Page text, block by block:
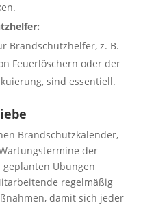
Brandschutzhelfer, z. B.
Feuerlöschern oder der
sind essentiell.
Brandschutzkalender,
der
Übungen
regelmäßig
damit sich jeder